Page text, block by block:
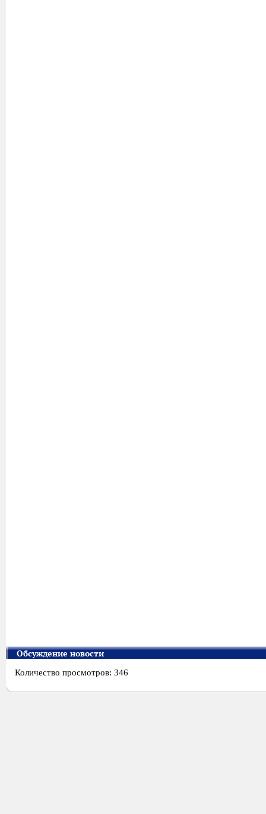
Обсуждение новости
Количество просмотров: 346